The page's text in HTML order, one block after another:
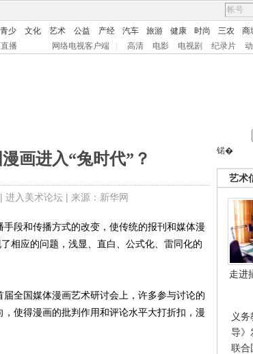
青少 文化 艺术 公益 产经 汽车 旅游 健康 时尚 三农 商
播 网络电视客户端 高清 电影 电视剧 纪录片
画进入“兔时代”？
进入美术论坛| 来源：新华网
锘�
艺术
走进
义
导》
联合
段和传播方式的改变，使传统的报刊和媒体漫
相应的问题，浅显、直白、公式化、雷同化的
全国媒体漫画艺术研讨会上，许多参与讨论的
使得漫画的批判作用和评论水平大打折扣，漫